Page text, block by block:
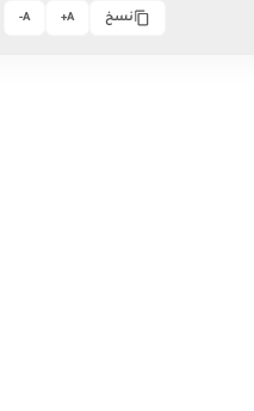
نسخ A+
A-